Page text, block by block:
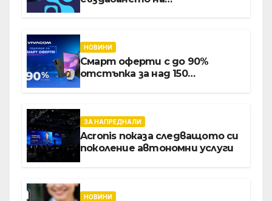
хотелиерството
НОВИНИ
Смарт оферти с до 90%
отстъпка за над 150
ЗА НАПРЕДНАЛИ
Acronis показа следващото си
поколение автономни услуги
НОВИНИ